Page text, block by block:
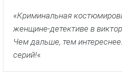
«Криминальная
женщине-детективе в
Чем дальше, тем
серий!«